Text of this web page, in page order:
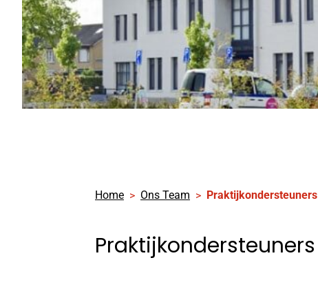
Home Ons Team Praktijkondersteuners
Praktijkondersteuners